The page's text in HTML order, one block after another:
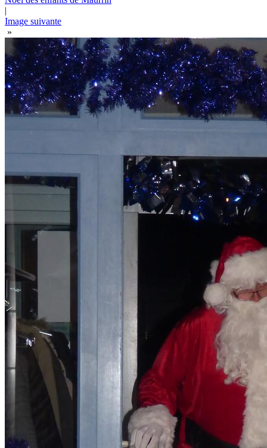
|
Image suivante
»